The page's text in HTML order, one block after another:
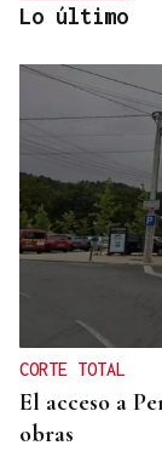
CONTROL DE
A Limia,
Lo último
CORTE TOTAL
El acceso a
obras